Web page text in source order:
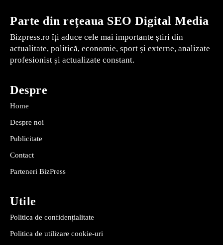
Parte din rețeaua SEO Digital Media
Bizpress.ro îți aduce cele mai importante știri din
actualitate, politică, economie, sport și externe, analizate
profesionist și actualizate constant.
Despre
Home
Despre noi
Publicitate
Contact
Parteneri BizPress
Utile
Politica de confidențialitate
Politica de utilizare cookie-uri